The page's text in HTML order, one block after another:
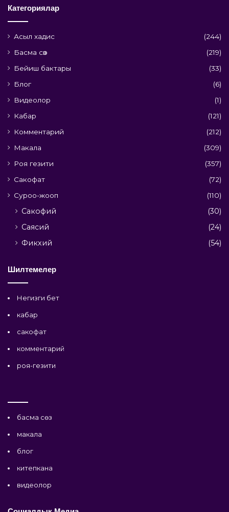
Категориялар
Асыл хадис
(244)
Басма сөз
(219)
Бейиш бактары
(33)
Блог
(6)
Видеолор
(1)
Кабар
(121)
Комментарий
(212)
Макала
(309)
Роя гезити
(357)
Сакофат
(72)
Суроо-жооп
(110)
Сакофий
(30)
Саясий
(24)
Фикхий
(54)
Шилтемелер
Негизги бет
кабар
сакофат
комментарий
роя-гезити
басма сөз
макала
блог
китепкана
видеолор